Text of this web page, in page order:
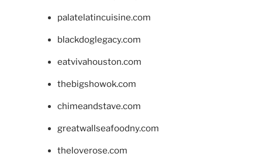
palatelatincuisine.com
blackdoglegacy.com
eatvivahouston.com
thebigshowok.com
chimeandstave.com
greatwallseafoodny.com
theloverose.com